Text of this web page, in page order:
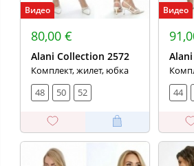
Видео
80,00 €
Alani Collection 2572
Комплект, жилет, юбка
48
50 52
Видео
44